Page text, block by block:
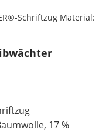
Schriftzug Material:
17 %